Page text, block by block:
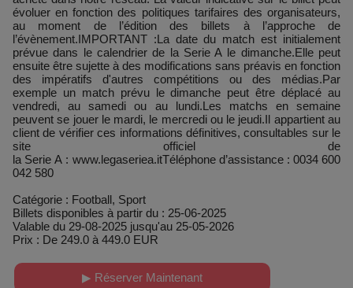
évoluer en fonction des politiques tarifaires des organisateurs,
au moment de l’édition des billets à l’approche de
l’évènement.IMPORTANT :La date du match est initialement
prévue dans le calendrier de la Serie A le dimanche.Elle peut
ensuite être sujette à des modifications sans préavis en fonction
des impératifs d'autres compétitions ou des médias.Par
exemple un match prévu le dimanche peut être déplacé au
vendredi, au samedi ou au lundi.Les matchs en semaine
peuvent se jouer le mardi, le mercredi ou le jeudi.Il appartient au
client de vérifier ces informations définitives, consultables sur le
site officiel de
la Serie A : www.legaseriea.itTéléphone d’assistance : 0034 600
042 580
Catégorie : Football, Sport
Billets disponibles à partir du : 25-06-2025
Valable du 29-08-2025 jusqu'au 25-05-2026
Prix : De 249.0 à 449.0 EUR
▶ Réserver Maintenant